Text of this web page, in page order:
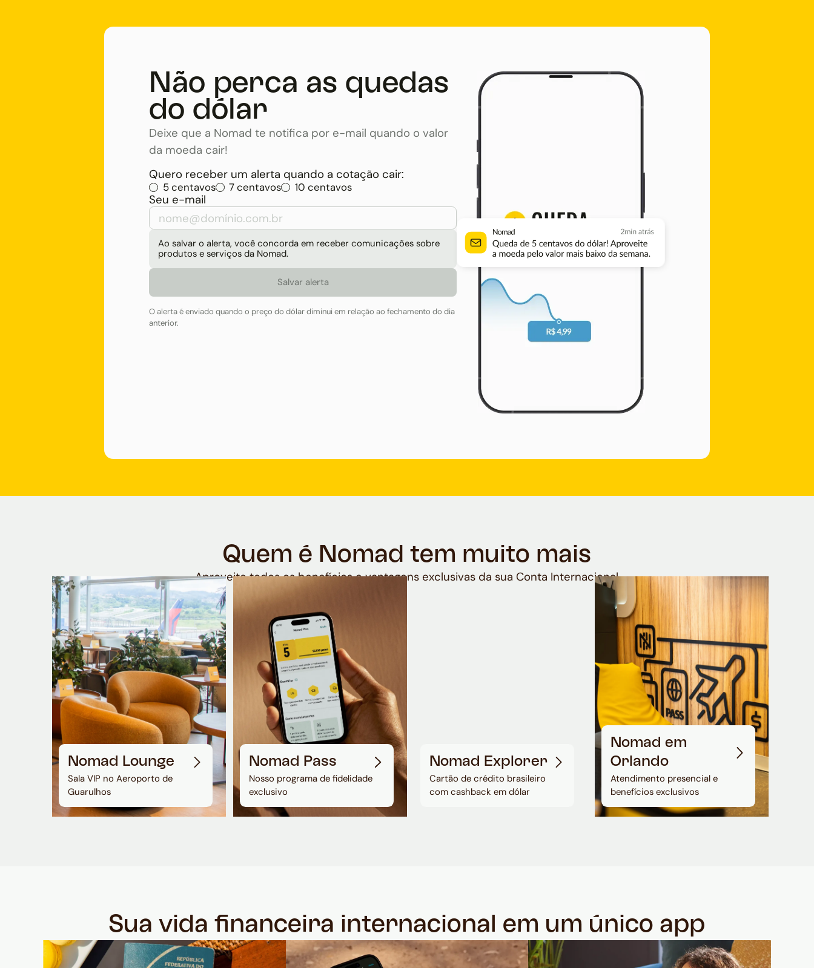
Não perca as quedas
do dólar
Deixe que a Nomad te notifica por e-mail quando o valor
da moeda cair!
Quero receber um alerta quando a cotação cair:
5 centavos 7 centavos 10 centavos
Seu e-mail
Ao salvar o alerta, você concorda em receber comunicações sobre
produtos e serviços da Nomad.
O alerta é enviado quando o preço do dólar diminui em relação ao fechamento do dia
anterior.
Quem é Nomad tem muito mais
Aproveite todos os benefícios e vantagens exclusivas da sua Conta Internacional
Nomad Lounge
Sala VIP no Aeroporto de
Guarulhos
Nomad Pass
Nosso programa de fidelidade
exclusivo
Nomad Explorer
Cartão de crédito brasileiro
com cashback em dólar
Nomad em
Orlando
Atendimento presencial e
benefícios exclusivos
Sua vida financeira internacional em um único app